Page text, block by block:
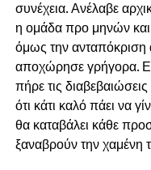
συνέχεια. Ανέλαβε
η ομάδα προ μηνών και
όμως την
αποχώρησε γρήγορα.
πήρε τις
ότι κάτι καλό πάει να
θα καταβάλει κάθε
ξαναβρούν την χαμένη